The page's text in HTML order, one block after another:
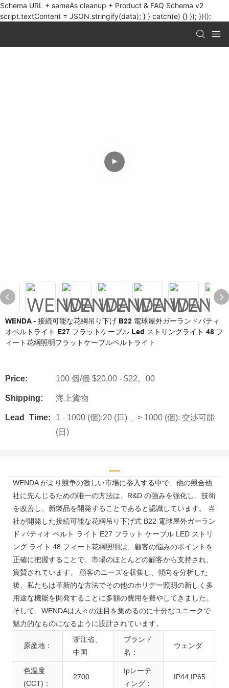
Schema URL + sameAs cleanup + Product & FAQ Schema v2
script.textContent = JSON.stringify(data); } } catch(e) {} }); })();
WENDA - 接続可能な花綱吊り下げ B22 電球屋外ガーランドパティ
オベルトライト E27 フラットケーブル Led ストリングライト 48 フ
ィート花綱照明フラット​​ケーブルベルトライト
Price: 100 個/個 $20.00 - $22。00
Shipping: 海上貨物
Lead_Time:
1 - 1000 (個):20 (日) 、> 1000 (個): 交渉可能
(日)
WENDA がより競争の激しい市場に参入する中で、他の競合他
社に先んじるための唯一の方法は、R&D の強みを強化し、技術
を改善し、新製品を開発することであると認識しています。 当
社が開発した接続可能な花綱吊り下げ式 B22 電球屋外ガーラン
ド パティオ ベルト ライト E27 フラット ケーブル LED ストリ
ング ライト 48 フィート花綱照明は、顧客の悩みのポイントを
正確に把握することで、市場のほとんどの顧客から支持され、
賞賛されています。 顧客のニーズを収集し、傾向を分析した
後、私たちは革新的な方法でその他のホリデー照明の新しく多
用途な機能を開発することに多額の費用を費やしてきました。
そして、WENDAは人々の注目を集めるのに十分なユニークで
魅力的なものになるように設計されています。
原産地：
浙江省、
中国
ブランド
名：
ウェンダ
色温度
(CCT)：
2700
Ipレーテ
ィング：
IP44,IP65